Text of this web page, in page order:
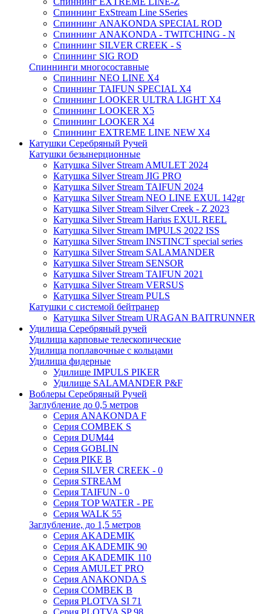
Спиннинг ExStream Line SSeries
Спиннинг ANAKONDA SPECIAL ROD
Спиннинг ANAKONDA - TWITCHING - N
Спиннинг SILVER CREEK - S
Спиннинг SIG ROD
Спиннинги многосоставные
Спиннинг NEO LINE X4
Спиннинг TAIFUN SPECIAL X4
Спиннинг LOOKER ULTRA LIGHT X4
Спиннинг LOOKER X5
Спиннинг LOOKER X4
Спиннинг EXTREME LINE NEW X4
Катушки Серебряный Ручей
Катушки безынерционные
Катушка Silver Stream AMULET 2024
Катушка Silver Stream JIG PRO
Катушка Silver Stream TAIFUN 2024
Катушка Silver Stream NEO LINE EXUL 142gr
Катушка Silver Stream Silver Creek - Z 2023
Катушка Silver Stream Harius EXUL REEL
Катушка Silver Stream IMPULS 2022 ISS
Катушка Silver Stream INSTINCT special series
Катушка Silver Stream SALAMANDER
Катушка Silver Stream SENSOR
Катушка Silver Stream TAIFUN 2021
Катушка Silver Stream VERSUS
Катушка Silver Stream PULS
Катушки с системой бейтранер
Катушка Silver Stream URAGAN BAITRUNNER
Удилища Серебряный ручей
Удилища карповые телескопические
Удилища поплавочные с кольцами
Удилища фидерные
Удилище IMPULS PIKER
Удилище SALAMANDER P&F
Воблеры Серебряный Ручей
Заглубление до 0,5 метров
Серия ANAKONDA F
Серия COMBEK S
Серия DUM44
Серия GOBLIN
Серия PIKE B
Серия SILVER CREEK - 0
Серия STREAM
Серия TAIFUN - 0
Серия TOP WATER - PE
Серия WALK 55
Заглубление, до 1,5 метров
Серия AKADEMIK
Серия AKADEMIK 90
Серия AKADEMIK 110
Серия AMULET PRO
Серия ANAKONDA S
Серия COMBEK B
Серия PLOTVA SI 71
Серия PLOTVA SP 98